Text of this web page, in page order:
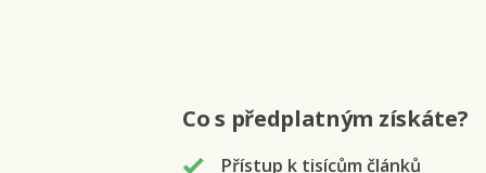
Co s předplatným získáte?
Přístup k tisícům článků